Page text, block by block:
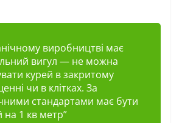
виробництві має
вигул — не можна
курей в закритому
чи в клітках. За
стандартами має бути
на 1 квметр”